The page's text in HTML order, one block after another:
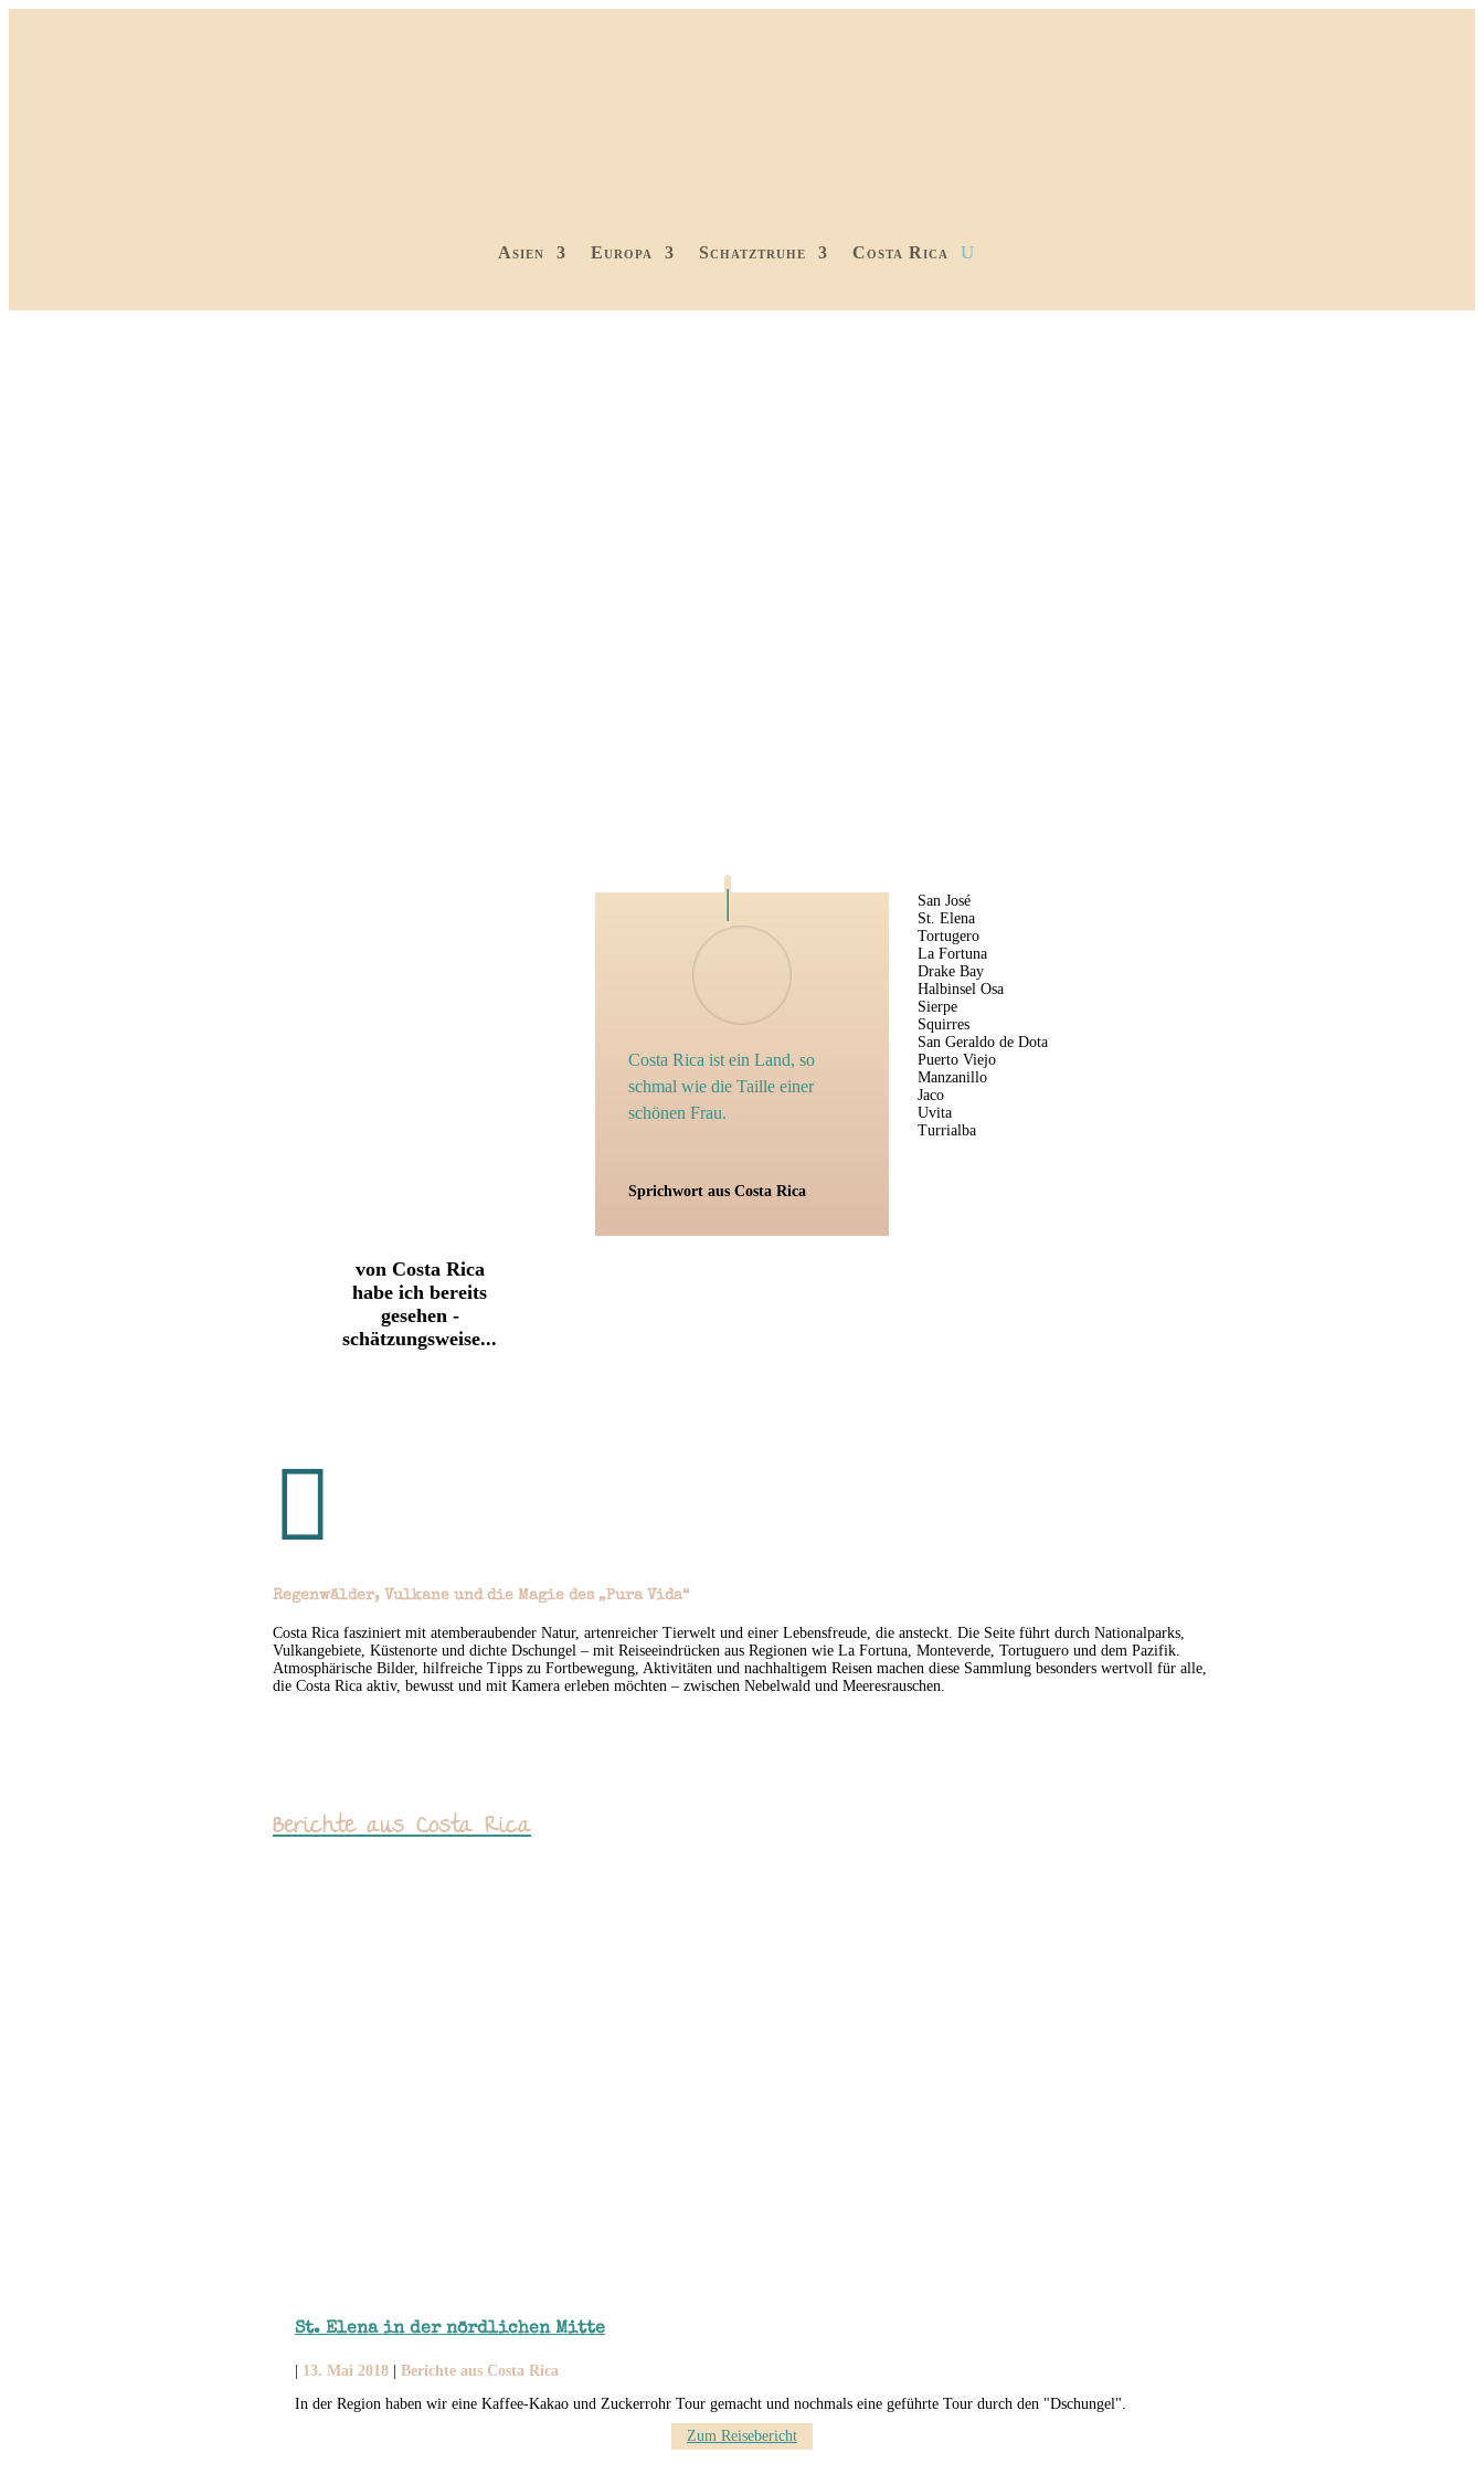
Asien Europa Schatztruhe Costa Rica
von Costa Rica
habe ich bereits
gesehen -
schätzungsweise...
Costa Rica ist ein Land, so
schmal wie die Taille einer
schönen Frau.
Sprichwort aus Costa Rica
San José
St. Elena
Tortugero
La Fortuna
Drake Bay
Halbinsel Osa
Sierpe
Squirres
San Geraldo de Dota
Puerto Viejo
Manzanillo
Jaco
Uvita
Turrialba

Regenwälder, Vulkane und die Magie des „Pura Vida“
Costa Rica fasziniert mit atemberaubender Natur, artenreicher Tierwelt und einer Lebensfreude, die ansteckt. Die Seite führt durch Nationalparks,
Vulkangebiete, Küstenorte und dichte Dschungel – mit Reiseeindrücken aus Regionen wie La Fortuna, Monteverde, Tortuguero und dem Pazifik.
Atmosphärische Bilder, hilfreiche Tipps zu Fortbewegung, Aktivitäten und nachhaltigem Reisen machen diese Sammlung besonders wertvoll für alle,
die Costa Rica aktiv, bewusst und mit Kamera erleben möchten – zwischen Nebelwald und Meeresrauschen.
Berichte aus Costa Rica
St. Elena in der nördlichen Mitte
| 13. Mai 2018 | Berichte aus Costa Rica
In der Region haben wir eine Kaffee-Kakao und Zuckerrohr Tour gemacht und nochmals eine geführte Tour durch den "Dschungel".
Zum Reisebericht